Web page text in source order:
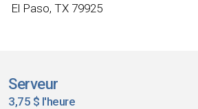
El Paso, TX 79925
Serveur
3,75 $ l'heure